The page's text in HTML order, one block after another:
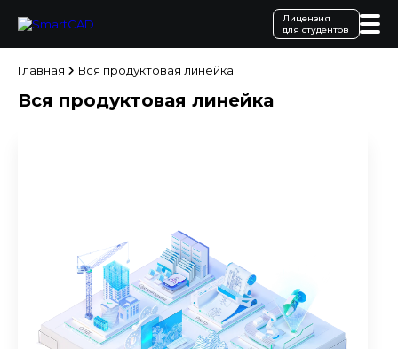
Лицензия
для студентов
Главная Вся продуктовая линейка
Вся продуктовая линейка